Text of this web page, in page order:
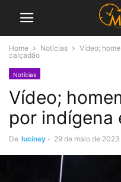
Home Notícias
Vídeo;
calçadão
Notícias
Vídeo;
por indígena
De luciney - 29 de maio de 2023